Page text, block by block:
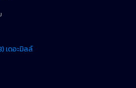
เดอะมิลล์